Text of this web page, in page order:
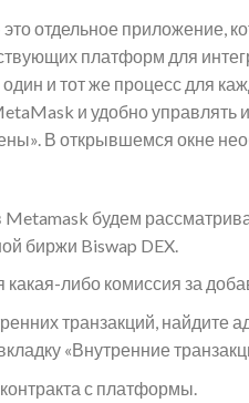
отдельное приложение,
платформ для
и тот же процесс для
и удобно
В открывшемся окне
будем
биржи Biswap DEX.
какая-либо комиссия за
транзакций, найдите
«Внутренние
с платформы.